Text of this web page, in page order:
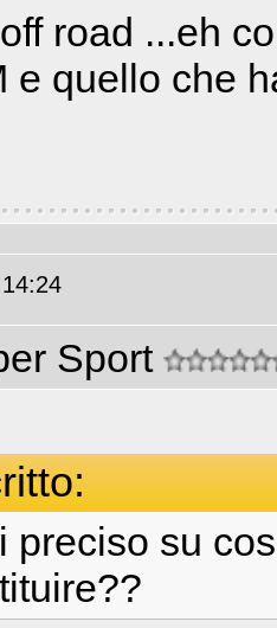
road ...eh
e quello che
Sport
preciso su